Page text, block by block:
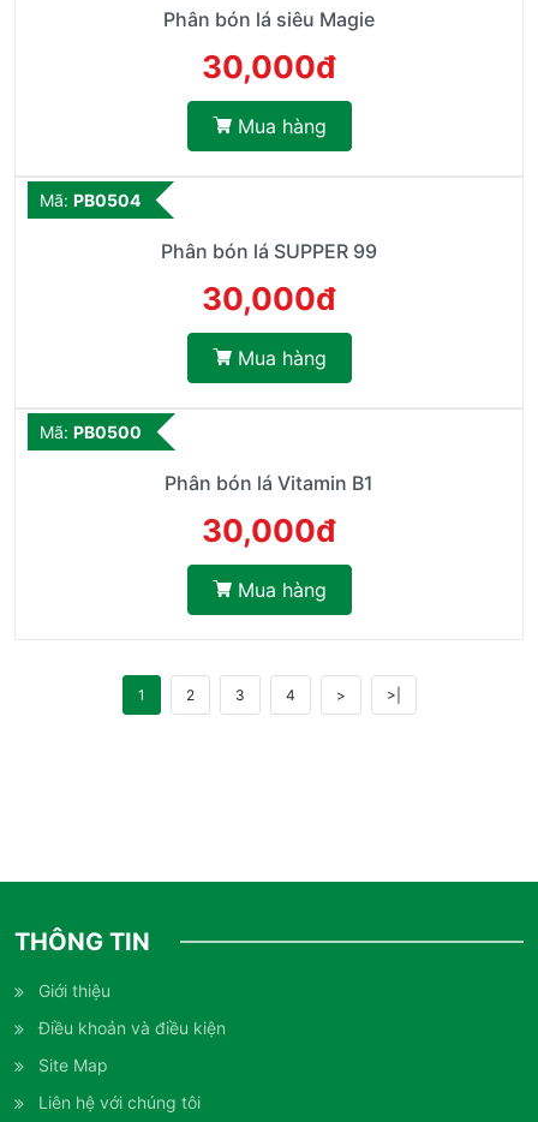
Phân bón lá siêu Magie
30,000đ
Mua hàng
Mã: PB0504
Phân bón lá SUPPER 99
30,000đ
Mua hàng
Mã: PB0500
Phân bón lá Vitamin B1
30,000đ
Mua hàng
1 2 3 4 > >|
THÔNG TIN
Giới thiệu
Điều khoản và điều kiện
Site Map
Liên hệ với chúng tôi